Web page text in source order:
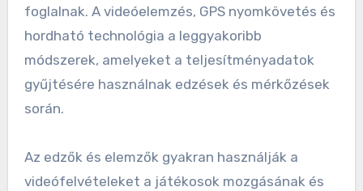
foglalnak. A videóelemzés, GPS nyomkövetés és
hordható technológia a leggyakoribb
módszerek, amelyeket a teljesítményadatok
gyűjtésére használnak edzések és mérkőzések
során.
Az edzők és elemzők gyakran használják a
videófelvételeket a játékosok mozgásának és